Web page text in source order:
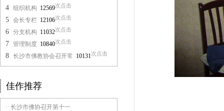
4 组织机构 12569次点击
5 会长专栏 12106次点击
6 分支机构 11032次点击
7 管理制度 10840次点击
8 长沙市佛教协会召开常 10131次点击
佳作推荐
· 长沙市佛协召开第十一